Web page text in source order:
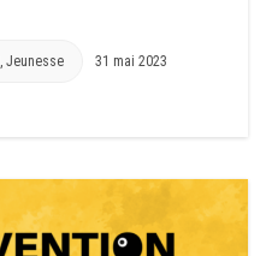
Jeunesse 31 mai 2023